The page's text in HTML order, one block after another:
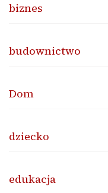
biznes
budownictwo
Dom
dziecko
edukacja